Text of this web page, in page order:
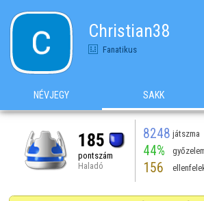
Christian38
Fanatikus
NÉVJEGY SAKK
185
pontszám
Haladó
8248 játszma
44%
156